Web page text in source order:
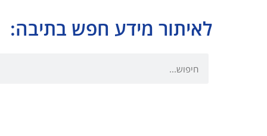
לאיתור מידע חפש בתיבה: